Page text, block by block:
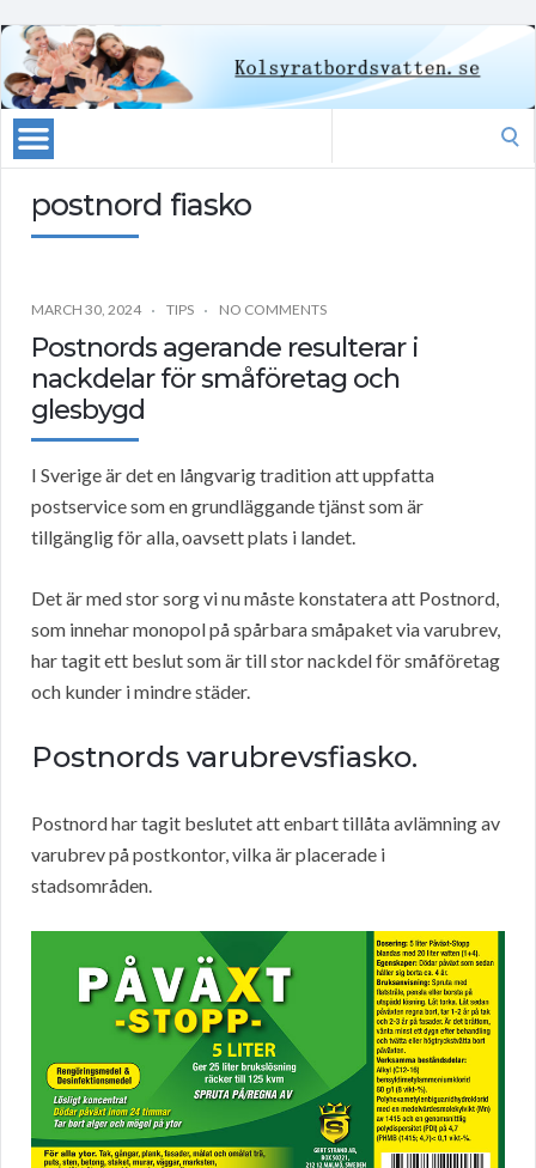
postnord fiasko
MARCH 30, 2024 TIPS NO COMMENTS
Postnords agerande resulterar i
nackdelar för småföretag och
glesbygd
I Sverige är det en långvarig tradition att uppfatta
postservice som en grundläggande tjänst som är
tillgänglig för alla, oavsett plats i landet.
Det är med stor sorg vi nu måste konstatera att Postnord,
som innehar monopol på spårbara småpaket via varubrev,
har tagit ett beslut som är till stor nackdel för småföretag
och kunder i mindre städer.
Postnords varubrevsfiasko.
Postnord har tagit beslutet att enbart tillåta avlämning av
varubrev på postkontor, vilka är placerade i
stadsområden.